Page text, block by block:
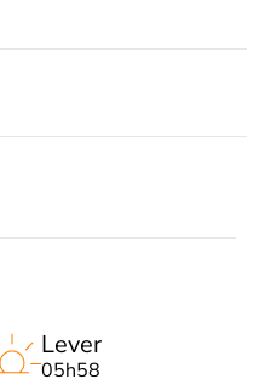
Lever
05h58